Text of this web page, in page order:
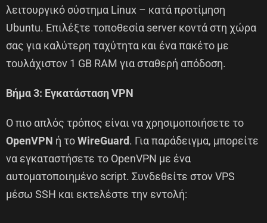
λειτουργικό σύστημα Linux – κατά προτίμηση
Ubuntu. Επιλέξτε τοποθεσία server κοντά στη χώρα
σας για καλύτερη ταχύτητα και ένα πακέτο με
τουλάχιστον 1 GB RAM για σταθερή απόδοση.
Βήμα 3: Εγκατάσταση VPN
Ο πιο απλός τρόπος είναι να χρησιμοποιήσετε το
OpenVPN ή τοWireGuard. Για παράδειγμα, μπορείτε
να εγκαταστήσετε το OpenVPN με ένα
αυτοματοποιημένο script. Συνδεθείτε στον VPS
μέσω SSH και εκτελέστε την εντολή: